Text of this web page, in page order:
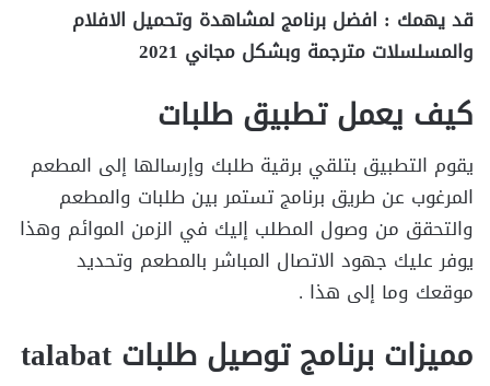
قد يهمك : افضل برنامج لمشاهدة وتحميل الافلام
والمسلسلات مترجمة وبشكل مجاني 2021
كيف يعمل تطبيق طلبات
يقوم التطبيق بتلقي برقية طلبك وإرسالها إلى المطعم
المرغوب عن طريق برنامج تستمر بين طلبات والمطعم
والتحقق من وصول المطلب إليك في الزمن الموائم وهذا
يوفر عليك جهود الاتصال المباشر بالمطعم وتحديد
موقعك وما إلى هذا .
مميزات برنامج توصيل طلبات talabat